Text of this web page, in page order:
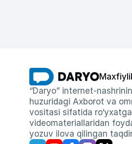
“Daryo” internet-
huzuridagi Axborot va
vositasi sifatida
videomateriallaridan
yozuv ilova qilingan